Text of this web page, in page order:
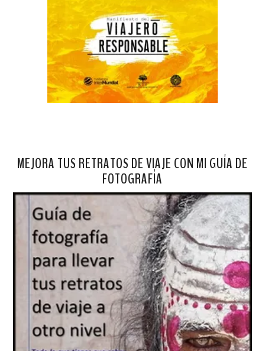
MEJORA TUS RETRATOS DE VIAJE CON MI GUÍA DE
FOTOGRAFÍA